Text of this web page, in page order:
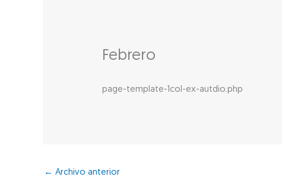
Febrero
page-template-1col-ex-autdio.php
← Archivo anterior